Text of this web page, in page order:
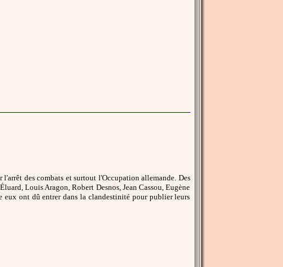
des combats et surtout l'Occupation allemande. Des
Louis Aragon, Robert Desnos, Jean Cassou, Eugène
eux ont dû entrer dans la clandestinité pour publier leurs